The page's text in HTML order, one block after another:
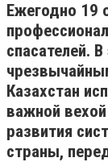
Ежегодно 19
спасателей.
Казахстан
важной
развития
страны,